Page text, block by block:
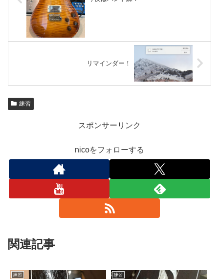
リマインダー！
練習
スポンサーリンク
nicoをフォローする
関連記事
練習 練習